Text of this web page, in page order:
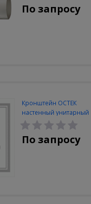
По запросу
Кронштейн ОСТЕК
настенный унитарный
100мм
По запросу